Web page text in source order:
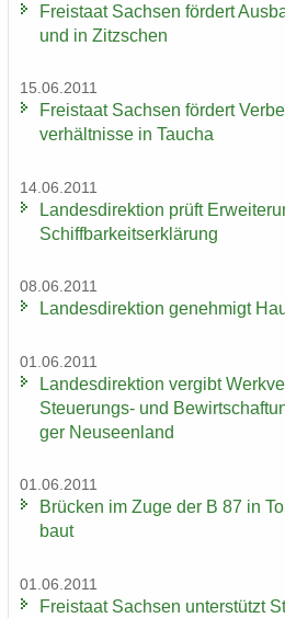
Frei­staat Sach­sen för­dert
und in Zitz­schen
15.06.2011
Frei­staat Sach­sen för­dert
ver­hält­nis­se in Tau­cha
14.06.2011
Lan­des­di­rek­ti­on prüft
Schiff­bar­keits­er­klä­rung
08.06.2011
Lan­des­di­rek­ti­on ge­neh­migt
01.06.2011
Lan­des­di­rek­ti­on ver­gibt
Steuerungs-​ und
ger Neu­seen­land
01.06.2011
Brü­cken im Zuge der B 87 in
baut
01.06.2011
Frei­staat Sach­sen un­ter­stützt